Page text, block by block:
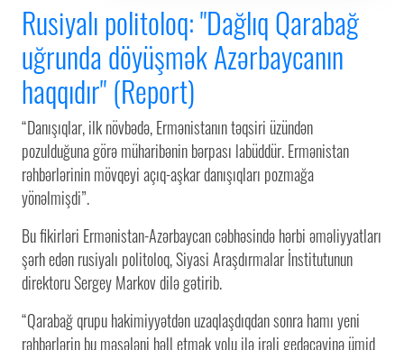
Rusiyalı politoloq: "Dağlıq Qarabağ
uğrunda döyüşmək Azərbaycanın
haqqıdır" (Report)
“Danışıqlar, ilk növbədə, Ermənistanın təqsiri üzündən
pozulduğuna görə müharibənin bərpası labüddür. Ermənistan
rəhbərlərinin mövqeyi açıq-aşkar danışıqları pozmağa
yönəlmişdi”.
Bu fikirləri Ermənistan-Azərbaycan cəbhəsində hərbi əməliyyatları
şərh edən rusiyalı politoloq, Siyasi Araşdırmalar İnstitutunun
direktoru Sergey Markov dilə gətirib.
“Qarabağ qrupu hakimiyyətdən uzaqlaşdıqdan sonra hamı yeni
rəhbərlərin bu məsələni həll etmək yolu ilə irəli gedəcəyinə ümid